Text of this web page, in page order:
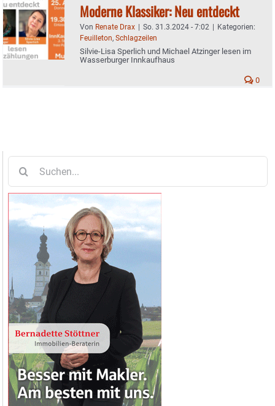
Moderne Klassiker: Neu entdeckt
Von Renate Drax | So. 31.3.2024 - 7:02 | Kategorien:
Feuilleton, Schlagzeilen
Silvie-Lisa Sperlich und Michael Atzinger lesen im
Wasserburger Innkaufhaus
0
nach: